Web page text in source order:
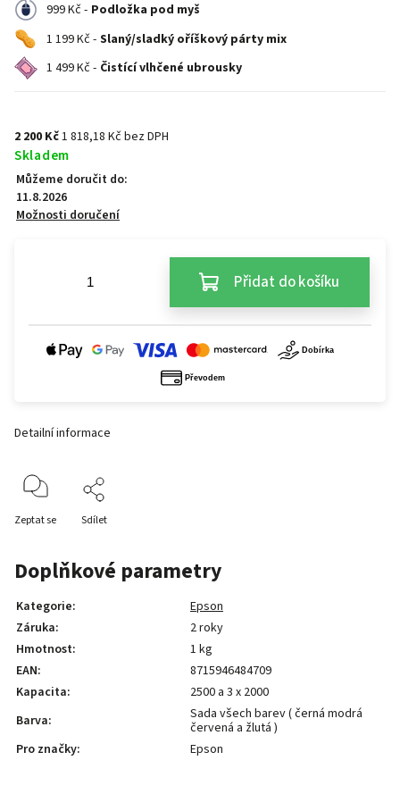
999 Kč - Podložka pod myš
1 199 Kč - Slaný/sladký oříškový párty mix
1 499 Kč - Čistící vlhčené ubrousky
2 200 Kč1 818,18 Kč bez DPH
Skladem
Můžeme doručit do:
11.8.2026
Možnosti doručení
Přidat do košíku
Detailní informace
Zeptat se Sdílet
Doplňkové parametry
Kategorie:
Epson
Záruka:
2 roky
Hmotnost:
1 kg
EAN:
8715946484709
Kapacita:
2500 a 3 x 2000
Barva:
Sada všech barev ( černá modrá
červená a žlutá )
Pro značky: Epson